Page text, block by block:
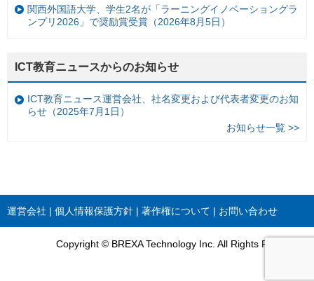
関西外国語大学、学生2名が「ラーニングイノベーショングラ
ンプリ2026」で奨励賞受賞（2026年8月5日）
ICT教育ニュースからのお知らせ
ICT教育ニュース運営会社、社名変更および代表者変更のお知
らせ（2025年7月1日）
お知らせ一覧 >>
運営会社 個人情報保護方針 著作権について お問い合わせ
Copyright © BREXA Technology Inc. All Rights Reserved.